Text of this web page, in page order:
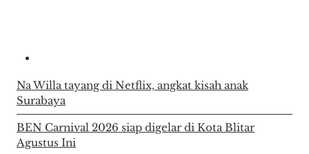
Na Willa tayang di Netflix, angkat kisah anak
Surabaya
BEN Carnival 2026 siap digelar di Kota Blitar
Agustus Ini